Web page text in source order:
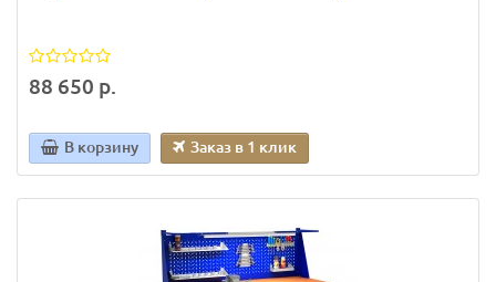
88 650 р.
В корзину Заказ в 1 клик